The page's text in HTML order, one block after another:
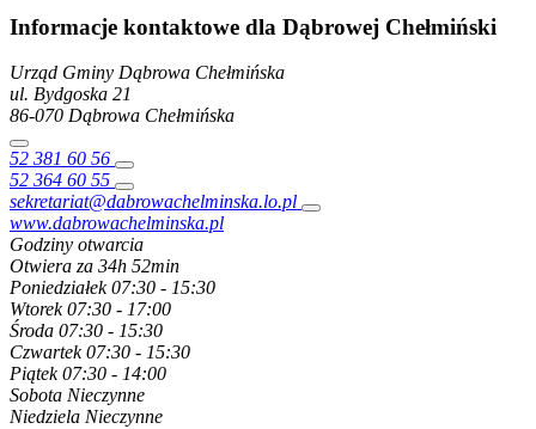
Informacje kontaktowe dla Dąbrowej Chełmiński
Urząd Gminy Dąbrowa Chełmińska
ul. Bydgoska 21
86-070 Dąbrowa Chełmińska
52 381 60 56
52 364 60 55
sekretariat@dabrowachelminska.lo.pl
www.dabrowachelminska.pl
Godziny otwarcia
Otwiera za 34h 52min
Poniedziałek 07:30 - 15:30
Wtorek 07:30 - 17:00
Środa 07:30 - 15:30
Czwartek 07:30 - 15:30
Piątek 07:30 - 14:00
Sobota Nieczynne
Niedziela Nieczynne